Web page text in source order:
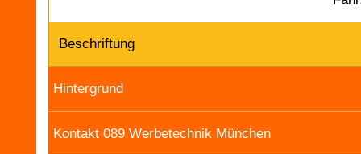
Beschriftung
Hintergrund
Kontakt 089 Werbetechnik München